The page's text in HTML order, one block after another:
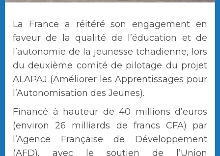
La France a réitéré son engagement en
faveur de la qualité de l’éducation et de
l’autonomie de la jeunesse tchadienne, lors
du deuxième comité de pilotage du projet
ALAPAJ (Améliorer les Apprentissages pour
l’Autonomisation des Jeunes).
Financé à hauteur de 40 millions d’euros
(environ 26 milliards de francs CFA) par
l’Agence Française de Développement
(AFD), avec le soutien de l’Union